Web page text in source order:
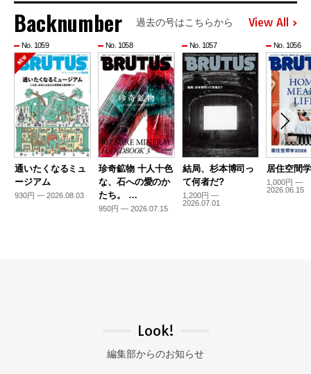
Backnumber 過去の号はこちらから View All
No. 1059
通いたくなるミュ
ージアム
930円 — 2026.08.03
No. 1058
珍奇鉱物 十人十色
な、石への愛のか
たち。 …
950円 — 2026.07.15
No. 1057
結局、杉本博司っ
て何者だ?
1,200円 —
2026.07.01
No. 1056
居住空間
1,000円 —
2026.06.15
Look!
編集部からのお知らせ